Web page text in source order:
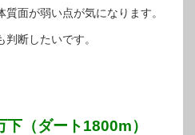
面が弱い点が気になります。
断したいです。
（ダート1800m）